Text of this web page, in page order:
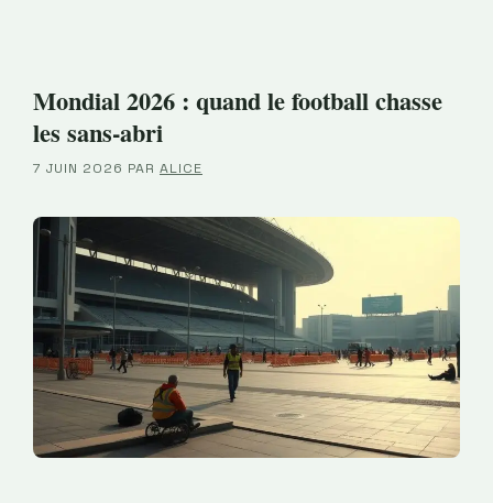
Mondial 2026 : quand le football chasse
les sans-abri
7 JUIN 2026 PAR ALICE